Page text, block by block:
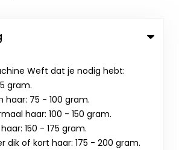
Weft dat je nodig hebt:
gram.
haar: 75 - 100 gram.
haar: 100 - 150 gram.
150 - 175 gram.
dik of kort haar: 175 - 200 gram.